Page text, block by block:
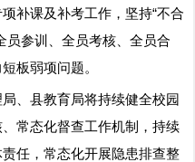
补课及补考工作，坚持“不合
员参训、全员考核、全员合
板弱项问题。
、县教育局将持续健全校园
常态化督查工作机制，持续
任，常态化开展隐患排查整